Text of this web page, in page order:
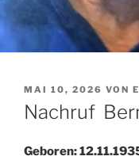
VERÖFFENTLICHT
AM
MAI 10, 2026 VON
Nachruf
Geboren: